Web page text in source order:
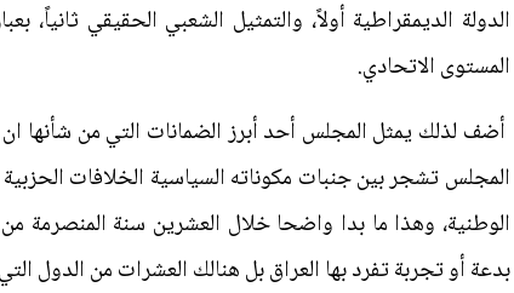
الدولة الديمقراطية أولاً، والتمثيل الشعبي الحقيقي
المستوى الاتحادي.
أضف لذلك يمثل المجلس أحد أبرز الضمانات التي من شأنها
المجلس تشجر بين جنبات مكوناته السياسية الخلافات
الوطنية، وهذا ما بدا واضحا خلال العشرين سنة المنصرمة
بدعة أو تجربة تفرد بها العراق بل هنالك العشرات من الدول